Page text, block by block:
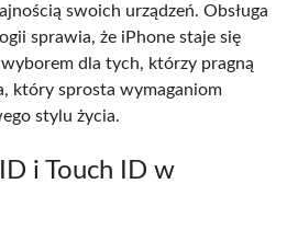
swoich urządzeń. Obsługa
sprawia, że iPhone staje się
dla tych, którzy pragną
który sprosta wymaganiom
stylu życia.
i Touch ID w